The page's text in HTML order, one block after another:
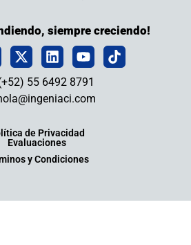
siempre creciendo!
55 6492 8791
de Privacidad
Evaluaciones
y Condiciones